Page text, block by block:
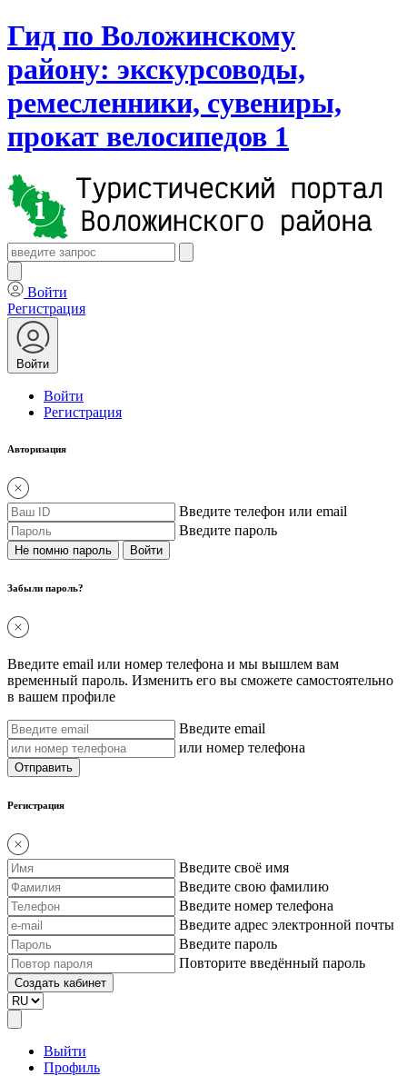
Гид по Воложинскому
району: экскурсоводы,
ремесленники, сувениры,
прокат велосипедов 1
Войти
Регистрация
Войти
Войти
Регистрация
Авторизация
Введите телефон или email
Введите пароль
Не помню пароль
Забыли пароль?
Введите email или номер телефона и мы вышлем вам
временный пароль. Изменить его вы сможете самостоятельно
в вашем профиле
Введите email
или номер телефона
Регистрация
Введите своё имя
Введите свою фамилию
Введите номер телефона
Введите адрес электронной почты
Введите пароль
Повторите введённый пароль
Выйти
Профиль